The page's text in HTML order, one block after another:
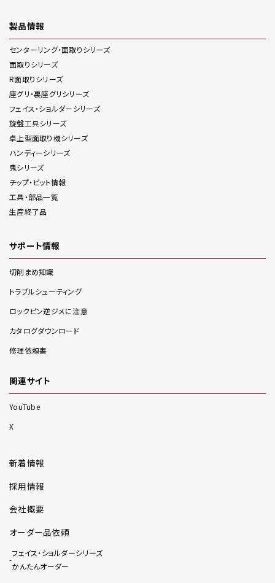
製品情報
センターリング・面取りシリーズ
面取りシリーズ
R面取りシリーズ
座グリ・裏座グリシリーズ
フェイス・ショルダーシリーズ
旋盤工具シリーズ
卓上型面取り機シリーズ
ハンディーシリーズ
鬼シリーズ
チップ・ビット情報
工具・部品一覧
生産終了品
サポート情報
切削まめ知識
トラブルシューティング
ロックピン逆ジメに注意
カタログダウンロード
修理依頼書
関連サイト
YouTube
X
新着情報
採用情報
会社概要
オーダー品依頼
フェイス・ショルダーシリーズ
かんたんオーダー